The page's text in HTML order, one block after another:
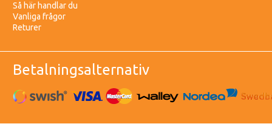
Så här handlar du
Vanliga frågor
Returer
Betalningsalternativ